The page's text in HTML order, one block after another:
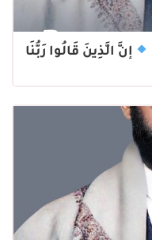
إنَّ الَّذِينَ قَالُوا رَبُّنَا